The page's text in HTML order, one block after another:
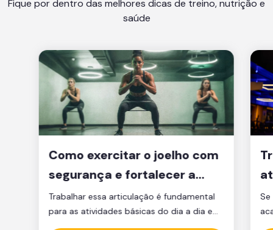
Fique por dentro das melhores dicas de treino, nutrição e
saúde
Como exercitar o joelho com
segurança e fortalecer a
articulação
Trabalhar essa articulação é fundamental
para as atividades básicas do dia a dia e
manter a qualidade de vida.